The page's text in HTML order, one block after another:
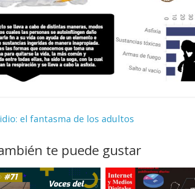
el fantasma de los adultos
te puede gustar